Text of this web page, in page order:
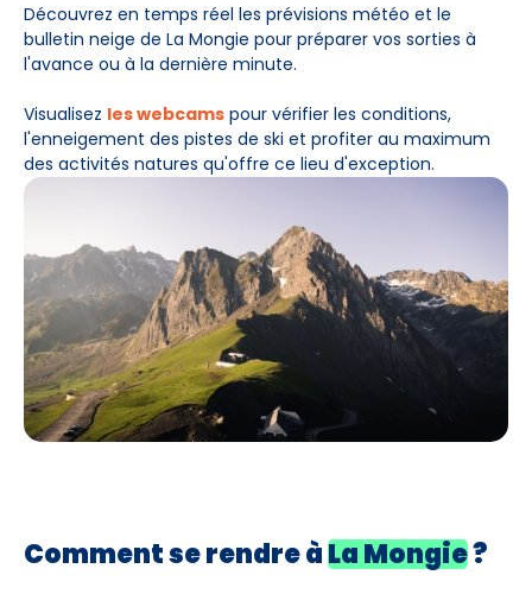
Découvrez en temps réel les prévisions météo et le
bulletin neige de La Mongie pour préparer vos sorties à
l'avance ou à la dernière minute.
Visualisez les webcams pour vérifier les conditions,
l'enneigement des pistes de ski et profiter au maximum
des activités natures qu'offre ce lieu d'exception.
Comment se rendre àLa Mongie?